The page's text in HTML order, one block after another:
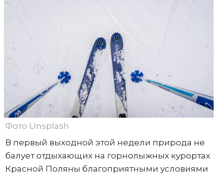
Фото Unsplash
В первый выходной этой недели природа не
балует отдыхающих на горнолыжных курортах
Красной Поляны благоприятными условиями